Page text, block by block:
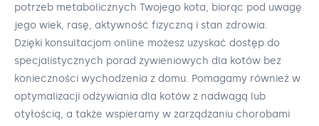
potrzeb metabolicznych Twojego kota, biorąc pod uwagę
jego wiek, rasę, aktywność fizyczną i stan zdrowia.
Dzięki konsultacjom online możesz uzyskać dostęp do
specjalistycznych porad żywieniowych dla kotów bez
konieczności wychodzenia z domu. Pomagamy również w
optymalizacji odżywiania dla kotów z nadwagą lub
otyłością, a także wspieramy w zarządzaniu chorobami